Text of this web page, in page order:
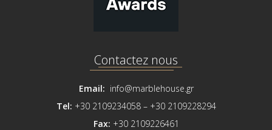
Contactez nous
Email: info@marblehouse.gr
Tel: +30 2109234058 – +30 2109228294
Fax: +30 2109226461